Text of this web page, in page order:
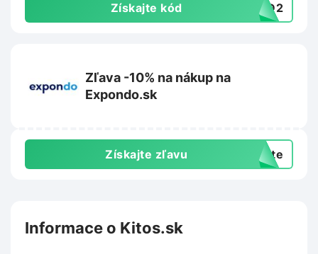
Získajte kód 4BD2
Zľava -10% na nákup na
Expondo.sk
Získajte zľavu exte
Informace o Kitos.sk